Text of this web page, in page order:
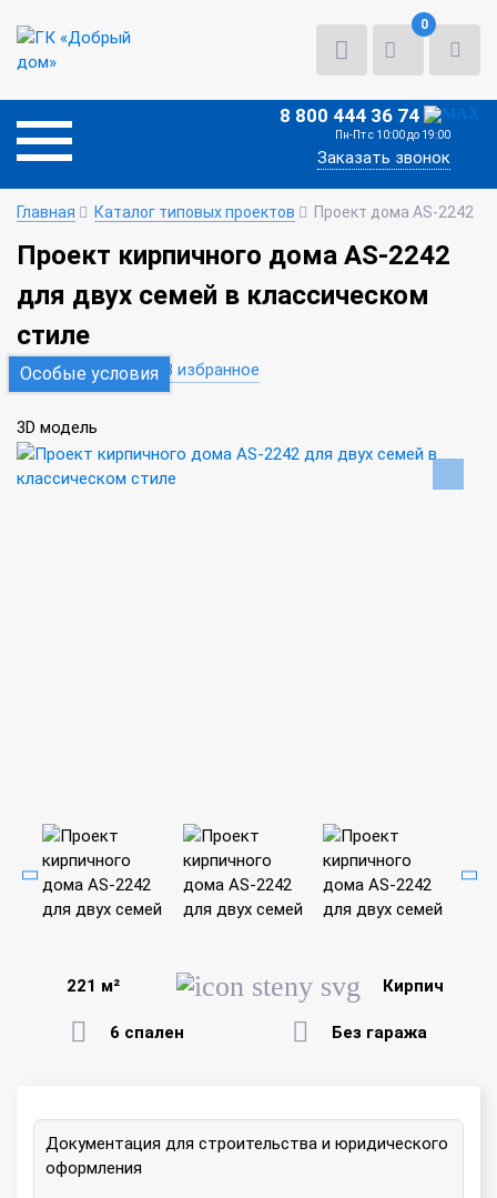
0
8 800 444 36 74
Пн-Пт с 10:00 до 19:00
Заказать звонок
Главная Каталог типовых проектов Проект дома AS-2242
Проект кирпичного дома AS-2242
для двух семей в классическом
стиле
В сравнение В избранное
3D модель
Особые условия
221 м² Кирпич
6 спален Без гаража
Документация для строительства и юридического
оформления